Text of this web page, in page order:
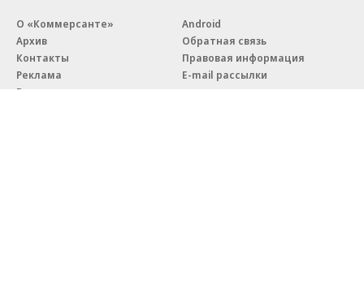
О «Коммерсанте»
Архив
Контакты
Реклама
Вакансии
Android
Обратная связь
Правовая информация
E-mail рассылки